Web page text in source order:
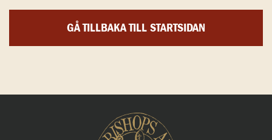
GÅ TILLBAKA TILL STARTSIDAN